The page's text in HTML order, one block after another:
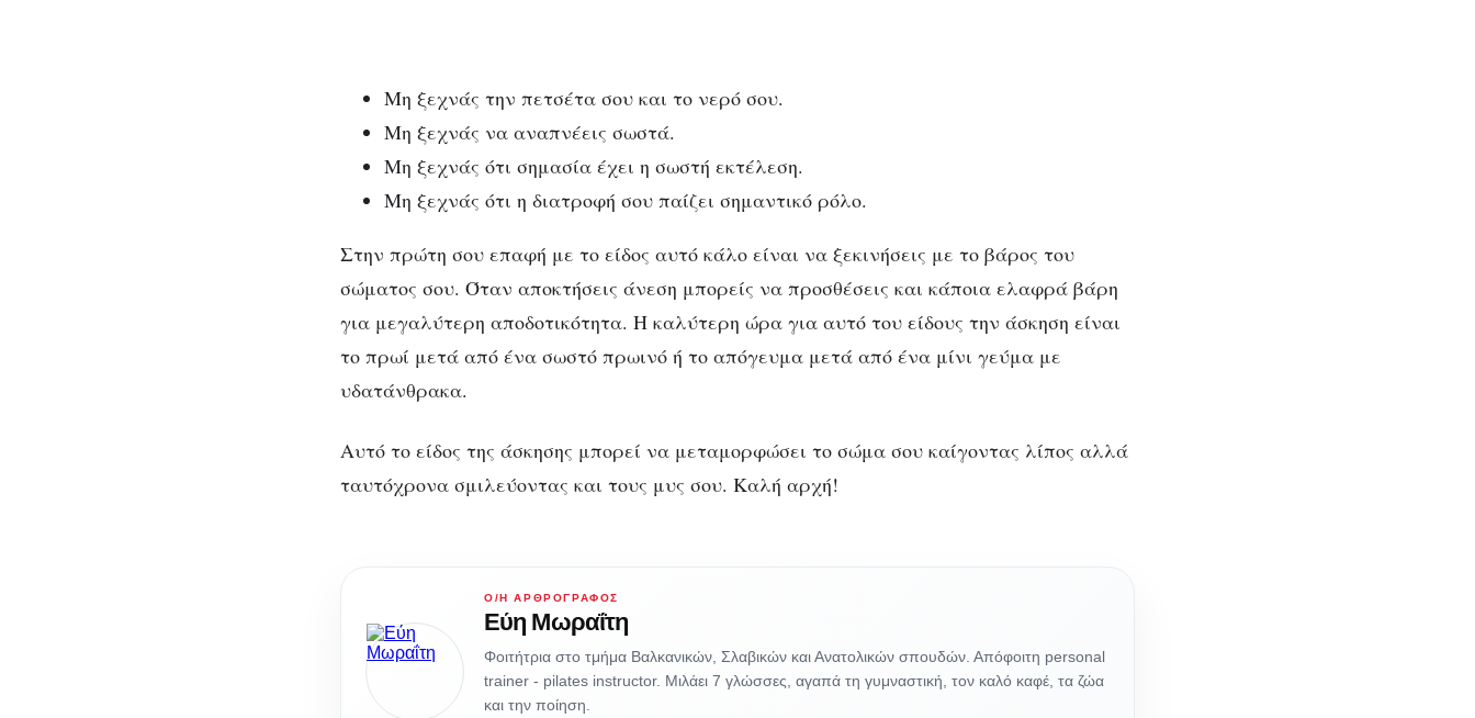
Μη ξεχνάς την πετσέτα σου και το νερό σου.
Μη ξεχνάς να αναπνέεις σωστά.
Μη ξεχνάς ότι σημασία έχει η σωστή εκτέλεση.
Μη ξεχνάς ότι η διατροφή σου παίζει σημαντικό ρόλο.
Στην πρώτη σου επαφή με το είδος αυτό κάλο είναι να ξεκινήσεις με το βάρος του
σώματος σου. Όταν αποκτήσεις άνεση μπορείς να προσθέσεις και κάποια ελαφρά βάρη
για μεγαλύτερη αποδοτικότητα. Η καλύτερη ώρα για αυτό του είδους την άσκηση είναι
το πρωί μετά από ένα σωστό πρωινό ή το απόγευμα μετά από ένα μίνι γεύμα με
υδατάνθρακα.
Αυτό το είδος της άσκησης μπορεί να μεταμορφώσει το σώμα σου καίγοντας λίπος αλλά
ταυτόχρονα σμιλεύοντας και τους μυς σου. Καλή αρχή!
Ο/Η ΑΡΘΡΟΓΡΆΦΟΣ
Εύη Μωραΐτη
Φοιτήτρια στο τμήμα Βαλκανικών, Σλαβικών και Ανατολικών σπουδών. Απόφοιτη personal
trainer - pilates instructor. Μιλάει 7 γλώσσες, αγαπά τη γυμναστική, τον καλό καφέ, τα ζώα
και την ποίηση.